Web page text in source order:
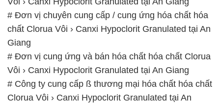
# Đơn vị chuyên cung cấp / cung ứng hóa chất hóa
chất Clorua Vôi › Canxi Hypoclorit Granulated tại An
Giang
# Đơn vị cung ứng và bán hóa chất hóa chất Clorua
Vôi › Canxi Hypoclorit Granulated tại An Giang
# Công ty cung cấp ß thương mại hóa chất hóa chất
Clorua Vôi › Canxi Hypoclorit Granulated tại An